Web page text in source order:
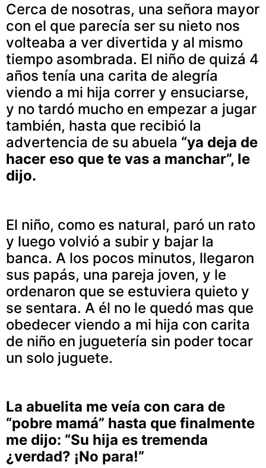
Cerca de nosotras, una señora mayor
con el que parecía ser su nieto nos
volteaba a ver divertida y al mismo
tiempo asombrada. El niño de quizá 4
años tenía una carita de alegría
viendo a mi hija correr y ensuciarse,
y no tardó mucho en empezar a jugar
también, hasta que recibió la
advertencia de su abuela “ya deja de
hacer eso que te vas a manchar”, le
dijo.
El niño, como es natural, paró un rato
y luego volvió a subir y bajar la
banca. A los pocos minutos, llegaron
sus papás, una pareja joven, y le
ordenaron que se estuviera quieto y
se sentara. A él no le quedó mas que
obedecer viendo a mi hija con carita
de niño en juguetería sin poder tocar
un solo juguete.
La abuelita me veía con cara de
“pobre mamá” hasta que finalmente
me dijo: “Su hija es tremenda
¿verdad? ¡No para!”